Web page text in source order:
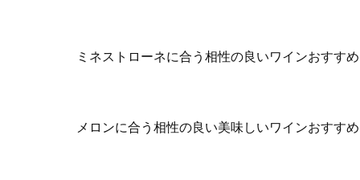
ミネストローネに合う相性の良いワインおすす
メロンに合う相性の良い美味しいワインおすす